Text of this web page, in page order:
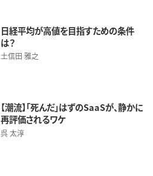
日経平均が高値を目指すための条件
は？
土信田 雅之
【潮流】「死んだ」はずのSaaSが、静かに
再評価されるワケ
呉 太淳